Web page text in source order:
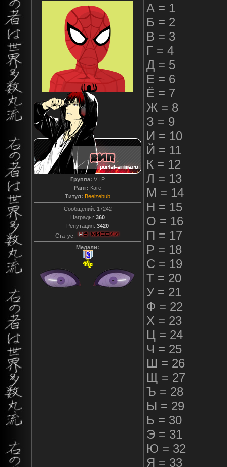
Группа: V.I.P
Ранг: Каге
Титул: Beelzebub
Сообщений: 17242
Награды: 360
Репутация: 3420
Статус:
Медали:
А = 1
Б = 2
В = 3
Г = 4
Д = 5
Е = 6
Ё = 7
Ж = 8
З = 9
И = 10
Й = 11
К = 12
Л = 13
М = 14
Н = 15
О = 16
П = 17
Р = 18
С = 19
Т = 20
У = 21
Ф = 22
Х = 23
Ц = 24
Ч = 25
Ш = 26
Щ = 27
Ъ = 28
Ы = 29
Ь = 30
Э = 31
Ю = 32
Я = 33